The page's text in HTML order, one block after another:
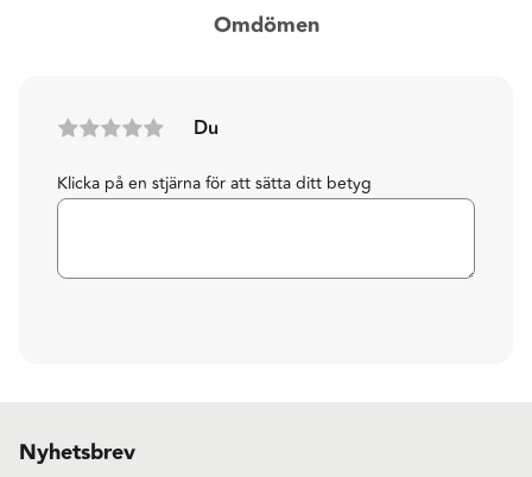
Omdömen
Du
Klicka på en stjärna för att sätta ditt betyg
Nyhetsbrev